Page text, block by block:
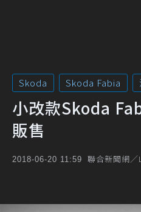
Skoda Skoda Fabia
小改款Skoda
販售
2018-06-20 11:59 聯合新聞網